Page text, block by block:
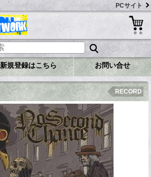
PCサイト
新規登録はこちら お問い合せ
RECORD